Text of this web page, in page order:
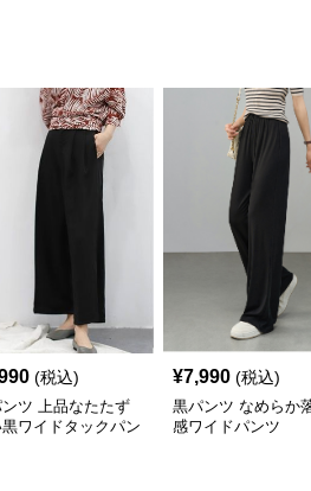
(税込)
ツ 上品なたたず
黒ワイドタックパン
¥7,990 (税込)
黒パンツ なめらか
感ワイドパンツ